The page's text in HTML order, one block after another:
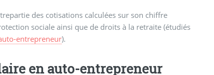
des cotisations calculées sur son chiffre
sociale ainsi que de droits à la retraite (étudiés
entrepreneur).
en auto-entrepreneur